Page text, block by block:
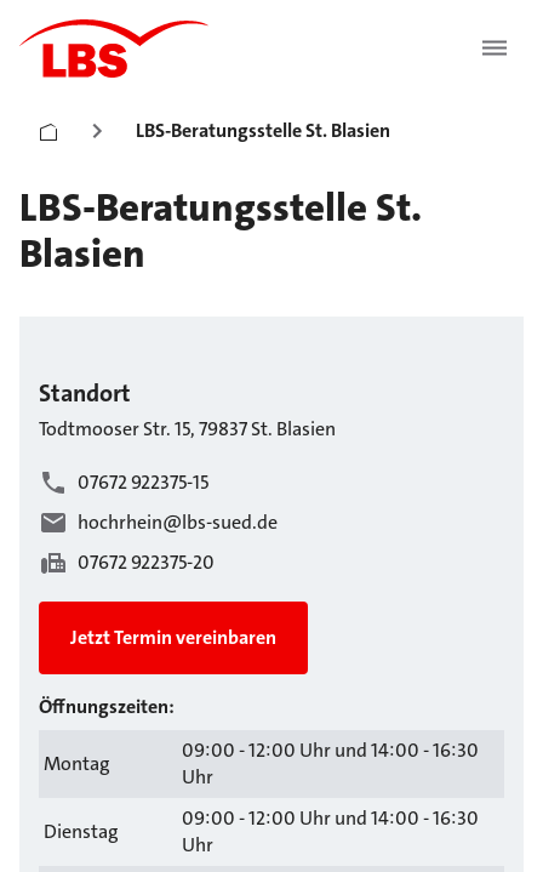
LBS-Beratungsstelle St. Blasien
LBS-Beratungsstelle St.
Blasien
Standort
Todtmooser Str.15,79837St. Blasien
07672 922375-15
hochrhein@lbs-sued.de
07672 922375-20
Jetzt Termin vereinbaren
Öffnungszeiten:
Montag
09:00 - 12:00 Uhr und 14:00 - 16:30
Uhr
Dienstag
09:00 - 12:00 Uhr und 14:00 - 16:30
Uhr